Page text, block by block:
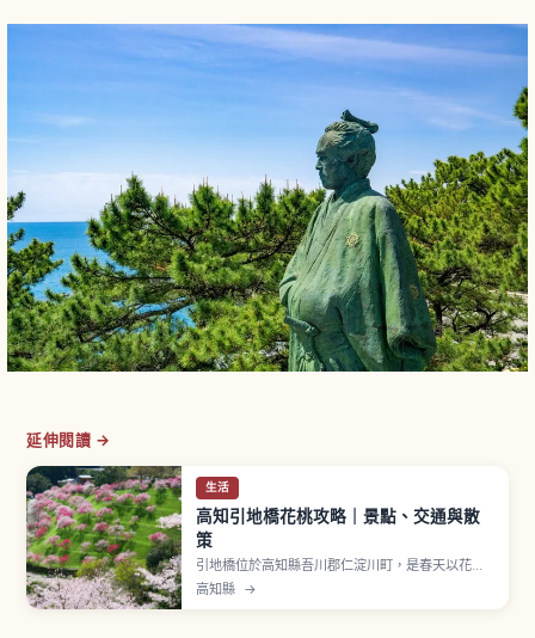
延伸閱讀 →
生活
高知引地橋花桃攻略｜景點、交通與散
策
引地橋位於高知縣吾川郡仁淀川町，是春天以花桃
盛開聞名的賞花景點。沿著連接高知與松山的國道
33號線，在俯瞰仁淀川的斜坡上種植了花桃，滿開
高知縣 →